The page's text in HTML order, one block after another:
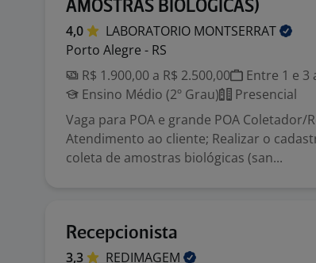
AMOSTRAS BIOLÓGICAS)
4,0 LABORATORIO MONTSERRAT
Porto Alegre - RS
R$ 1.900,00 a R$ 2.500,00
Entre 1 e 3
Ensino Médio (2º Grau)
Presencial
Vaga para POA e grande POA Coletador/
Atendimento ao cliente; Realizar o
coleta de amostras biológicas (san...
Recepcionista
3,3
REDIMAGEM